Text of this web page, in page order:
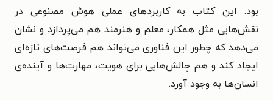
بود. این کتاب به کاربردهای عملی هوش مصنوعی در
نقش‌هایی مثل همکار، معلم و هنرمند هم می‌پردازد و نشان
می‌دهد که چطور این فناوری می‌تواند هم فرصت‌های تازه‌ای
ایجاد کند و هم چالش‌هایی برای هویت، مهارت‌ها و آینده‌ی
انسان‌ها به وجود آورد.